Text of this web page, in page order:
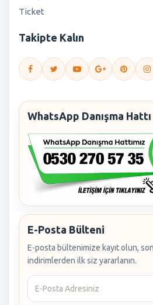
Ticket
Takipte Kalın
WhatsApp Danışma Hattı
E-Posta Bülteni
E-posta bültenimize kayıt olun,
indirimlerden ilk siz yararlanın.